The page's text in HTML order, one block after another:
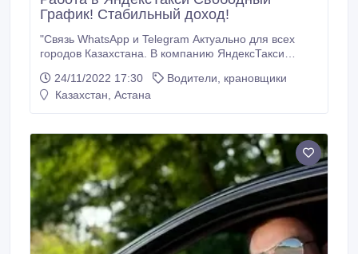
График! Стабильный доход!
"Связь WhatsApp и Telegram Актуально для всех
городов Казахстана. В компанию ЯндексТакси
Требования к нашим кандидатам. - наличие
смартфона/планшета на базе iOS или Android -
удостоверение категории В; - опыт вождения
автомобилем от 3 лет; - ранее не был
зарегистрирован в сервисе Условия для наших
кандидатов.
24/11/2022 17:30
Водители, крановщики
Казахстан, Астана